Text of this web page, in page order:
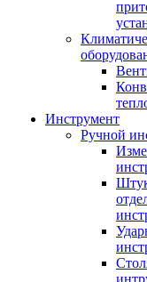
Инструмент
Ручной